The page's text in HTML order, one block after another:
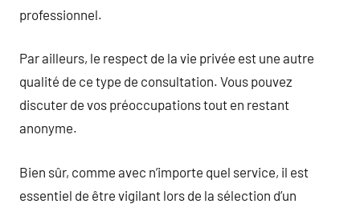
professionnel.
Par ailleurs, le respect de la vie privée est une autre
qualité de ce type de consultation. Vous pouvez
discuter de vos préoccupations tout en restant
anonyme.
Bien sûr, comme avec n’importe quel service, il est
essentiel de être vigilant lors de la sélection d’un